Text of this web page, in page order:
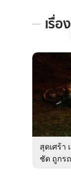
WeTV
เรื่อ
เรื่อง
ใน
รอบ
หมวด
ภูมิภาค
สุดเศร้า
ชัด ถูกร